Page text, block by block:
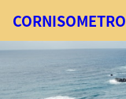
CORNISOMETRO